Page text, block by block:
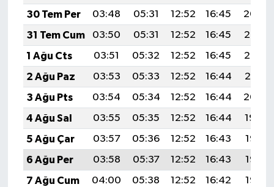
30 Tem Per
03:48 05:31 12:52 16:45
20:04
31 Tem Cum
03:50 05:31 12:52 16:45
20:03
1 Ağu Cts
03:51 05:32 12:52 16:45
20:02
2 Ağu Paz
03:53 05:33 12:52 16:44
20:01
3 Ağu Pts
03:54 05:34 12:52 16:44
20:00
4 Ağu Sal
03:55 05:35 12:52 16:44
19:59
5 Ağu Çar
03:57 05:36 12:52 16:43
19:58
6 Ağu Per
03:58 05:37 12:52 16:43
19:57
7 Ağu Cum
04:00 05:38 12:52 16:42
19:55